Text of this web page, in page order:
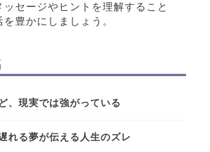
セージやヒントを理解すること
豊かにしましょう。
、現実では強がっている
れる夢が伝える人生のズレ